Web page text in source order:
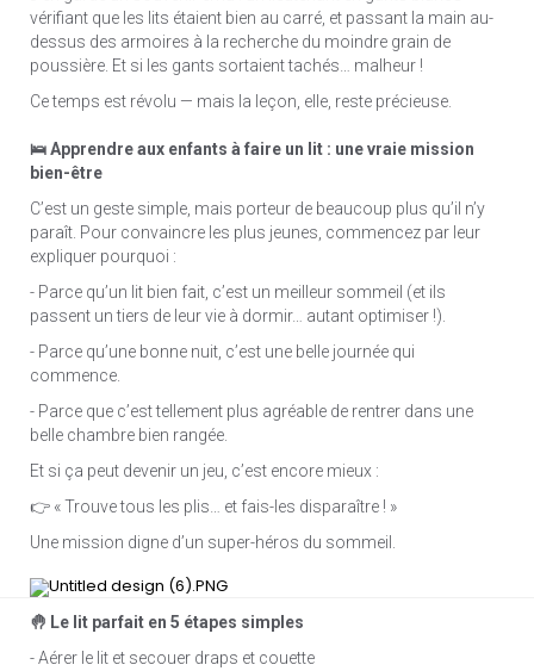
vérifiant que les lits étaient bien au carré, et passant la main au-
dessus des armoires à la recherche du moindre grain de
poussière. Et si les gants sortaient tachés… malheur !
Ce temps est révolu — mais la leçon, elle, reste précieuse.
🛌 Apprendre aux enfants à faire un lit : une vraie mission
bien-être
C’est un geste simple, mais porteur de beaucoup plus qu’il n’y
paraît. Pour convaincre les plus jeunes, commencez par leur
expliquer pourquoi :
- Parce qu’un lit bien fait, c’est un meilleur sommeil (et ils
passent un tiers de leur vie à dormir… autant optimiser !).
- Parce qu’une bonne nuit, c’est une belle journée qui
commence.
- Parce que c’est tellement plus agréable de rentrer dans une
belle chambre bien rangée.
Et si ça peut devenir un jeu, c’est encore mieux :
👉 « Trouve tous les plis… et fais-les disparaître ! »
Une mission digne d’un super-héros du sommeil.
🤚 Le lit parfait en 5 étapes simples
- Aérer le lit et secouer draps et couette